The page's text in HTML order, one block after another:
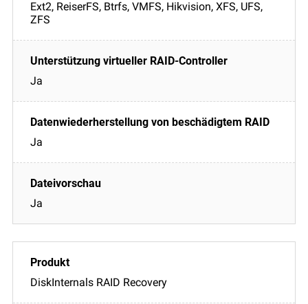
Ext2, ReiserFS, Btrfs, VMFS, Hikvision, XFS, UFS,
ZFS
Ja
Ja
Ja
DiskInternals RAID Recovery